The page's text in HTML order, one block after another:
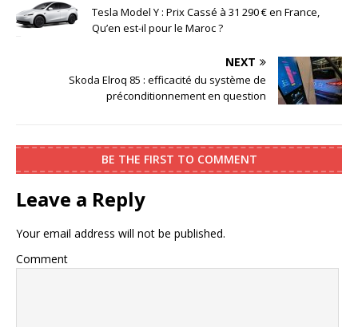
Tesla Model Y : Prix Cassé à 31 290 € en France,
Qu’en est-il pour le Maroc ?
NEXT
Skoda Elroq 85 : efficacité du système de
préconditionnement en question
BE THE FIRST TO COMMENT
Leave a Reply
Your email address will not be published.
Comment